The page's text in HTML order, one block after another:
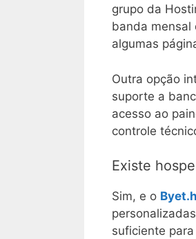
grupo da
banda mensal
algumas
Outra opção
suporte a
acesso ao
controle
Existe
Sim, e o
suficiente